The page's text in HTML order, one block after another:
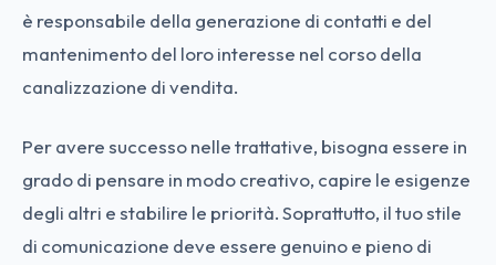
è responsabile della generazione di contatti e del
mantenimento del loro interesse nel corso della
canalizzazione di vendita.
Per avere successo nelle trattative, bisogna essere in
grado di pensare in modo creativo, capire le esigenze
degli altri e stabilire le priorità. Soprattutto, il tuo stile
di comunicazione deve essere genuino e pieno di